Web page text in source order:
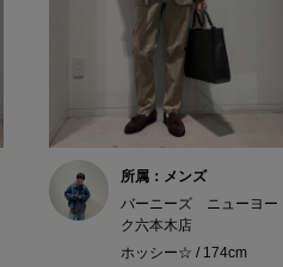
所属：メンズ
バーニーズ ニューヨー
ク六本木店
ホッシー☆ / 174cm